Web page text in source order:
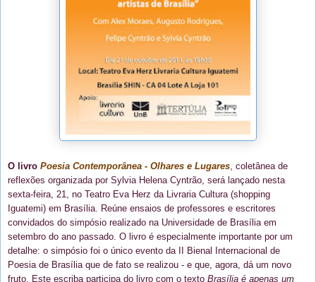
O livro Poesia Contemporânea - Olhares e Lugares , coletânea de
reflexões organizada por Sylvia Helena Cyntrão, será lançado nesta
sexta-feira, 21, no Teatro Eva Herz da Livraria Cultura (shopping
Iguatemi) em Brasília. Reúne ensaios de professores e escritores
convidados do simpósio realizado na Universidade de Brasília em
setembro do ano passado. O livro é especialmente importante por um
detalhe: o simpósio foi o único evento da II Bienal Internacional de
Poesia de Brasília que de fato se realizou - e que, agora, dá um novo
fruto. Este escriba participa do livro com o texto Brasília é apenas um